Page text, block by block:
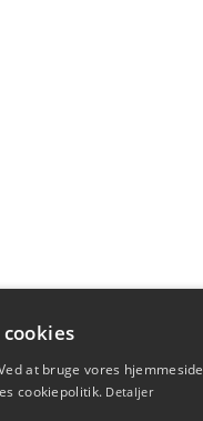
at bruge vores hjemmeside
cookiepolitik. Detaljer